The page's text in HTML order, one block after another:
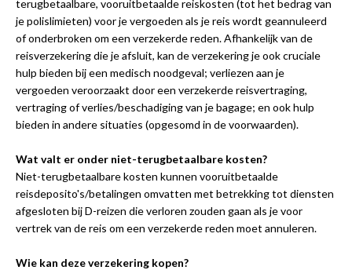
terugbetaalbare, vooruitbetaalde reiskosten (tot het bedrag van
je polislimieten) voor je vergoeden als je reis wordt geannuleerd
of onderbroken om een verzekerde reden. Afhankelijk van de
reisverzekering die je afsluit, kan de verzekering je ook cruciale
hulp bieden bij een medisch noodgeval; verliezen aan je
vergoeden veroorzaakt door een verzekerde reisvertraging,
vertraging of verlies/beschadiging van je bagage; en ook hulp
bieden in andere situaties (opgesomd in de voorwaarden).
Wat valt er onder niet-terugbetaalbare kosten?
Niet-terugbetaalbare kosten kunnen vooruitbetaalde
reisdeposito's/betalingen omvatten met betrekking tot diensten
afgesloten bij D-reizen die verloren zouden gaan als je voor
vertrek van de reis om een verzekerde reden moet annuleren.
Wie kan deze verzekering kopen?